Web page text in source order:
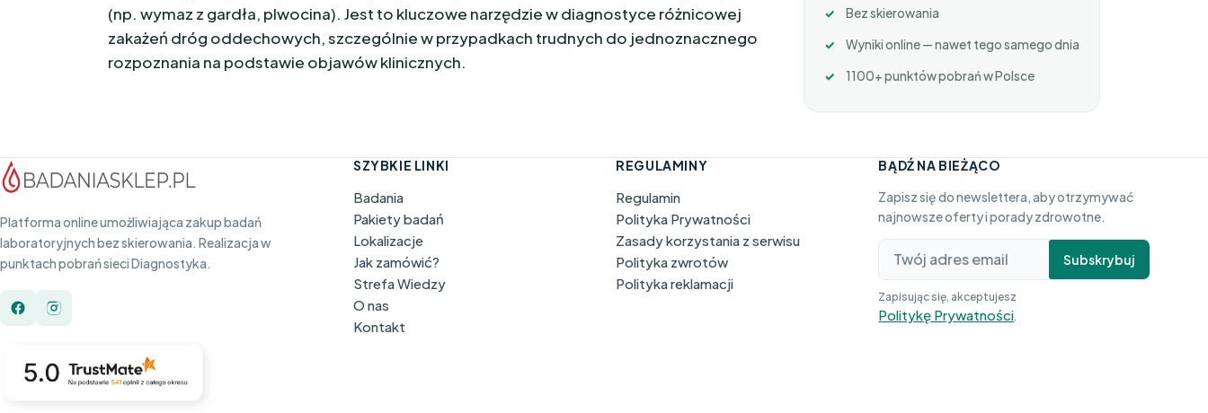
(np. wymaz z gardła, plwocina). Jest to kluczowe narzędzie w diagnostyce różnicowej
zakażeń dróg oddechowych, szczególnie w przypadkach trudnych do jednoznacznego
rozpoznania na podstawie objawów klinicznych.
Bez skierowania
Wyniki online — nawet tego samego dnia
1100+ punktów pobrań w Polsce
Platforma online umożliwiająca zakup badań
laboratoryjnych bez skierowania. Realizacja w
punktach pobrań sieci Diagnostyka.
SZYBKIE LINKI
Badania
Pakiety badań
Lokalizacje
Jak zamówić?
Strefa Wiedzy
O nas
Kontakt
REGULAMINY
Regulamin
Polityka Prywatności
Zasady korzystania z serwisu
Polityka zwrotów
Polityka reklamacji
BĄDŹ NA BIEŻĄCO
Zapisz się do newslettera, aby otrzymywać
najnowsze oferty i porady zdrowotne.
Subskrybuj
Zapisując się, akceptujesz
Politykę Prywatności.